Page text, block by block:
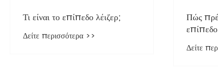
Πώς πρέπει να επιλέξουμε
επίπεδο λέιζερ;
Για
ένα
Δείτε